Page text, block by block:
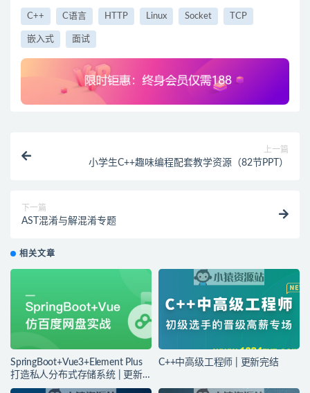
C++ C语言 HTTP Linux Socket TCP
嵌入式 面试
上一篇
小学生C++趣味编程配套教学资源（82节PPT）
下一篇
AST混淆与解混淆专题
相关文章
SpringBoot+Vue3+Element Plus
打造私人分布式存储系统 | 更新
完结
C++中高级工程师 | 更新完结